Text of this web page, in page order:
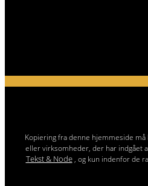
Kopiering fra denne hjemmeside
eller virksomheder, der har indgået
Tekst & Node, og kun indenfor de